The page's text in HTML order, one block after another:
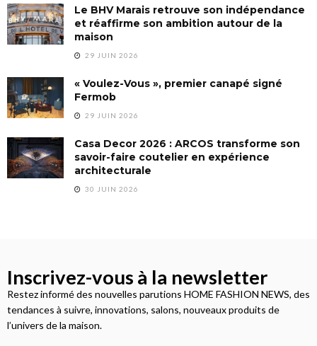
Le BHV Marais retrouve son indépendance
et réaffirme son ambition autour de la
maison
29 JUIN 2026
« Voulez-Vous », premier canapé signé
Fermob
29 JUIN 2026
Casa Decor 2026 : ARCOS transforme son
savoir-faire coutelier en expérience
architecturale
30 JUIN 2026
Inscrivez-vous à la newsletter
Restez informé des nouvelles parutions HOME FASHION NEWS, des
tendances à suivre, innovations, salons, nouveaux produits de
l’univers de la maison.